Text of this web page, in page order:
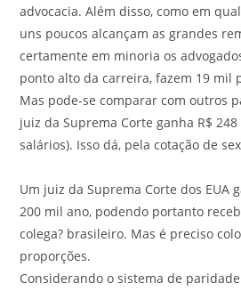
advocacia. Além disso, como em
uns poucos alcançam as grandes
certamente em minoria os
ponto alto da carreira, fazem 19
Mas pode-se comparar com outros
juiz da Suprema Corte ganha R$
salários). Isso dá, pela cotação de
Um juiz da Suprema Corte dos EUA
200 mil ano, podendo portanto
colega? brasileiro. Mas é preciso
proporções.
Considerando o sistema de